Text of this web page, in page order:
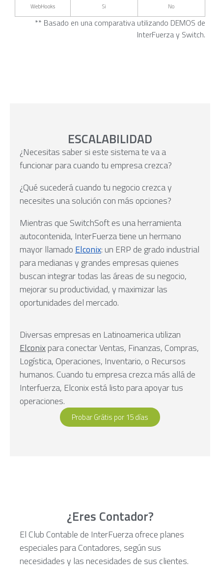
WebHooks Si No
** Basado en una comparativa utilizando DEMOS de
InterFuerza y Switch.
ESCALABILIDAD
¿Necesitas saber si este sistema te va a
funcionar para cuando tu empresa crezca?
¿Qué sucederá cuando tu negocio crezca y
necesites una solución con más opciones?
Mientras que SwitchSoft es una herramienta
autocontenida, InterFuerza tiene un hermano
mayor llamado Elconix: un ERP de grado industrial
para medianas y grandes empresas quienes
buscan integrar todas las áreas de su negocio,
mejorar su productividad, y maximizar las
oportunidades del mercado.
Diversas empresas en Latinoamerica utilizan
Elconixpara conectar Ventas, Finanzas, Compras,
Logística, Operaciones, Inventario, o Recursos
humanos. Cuando tu empresa crezca más allá de
Interfuerza, Elconix está listo para apoyar tus
operaciones.
Probar Grátis por 15 días
¿Eres Contador?
El Club Contable de InterFuerza ofrece planes
especiales para Contadores, según sus
necesidades y las necesidades de sus clientes.